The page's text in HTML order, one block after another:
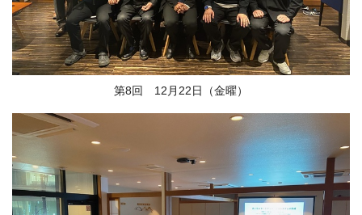
第8回 12月22日（金曜）